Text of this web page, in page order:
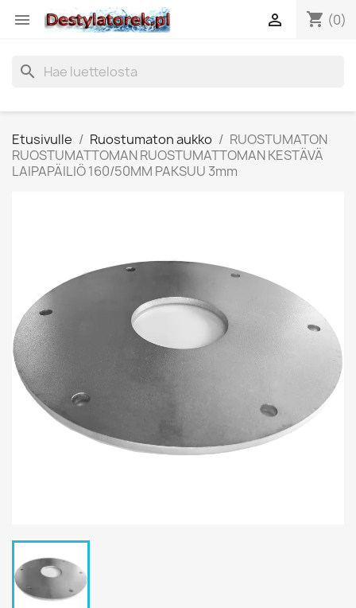
 shopping_cart (0)

search
Etusivulle Ruostumaton aukko
RUOSTUMATON
RUOSTUMATTOMAN RUOSTUMATTOMAN KESTÄVÄ
LAIPAPÄILIÖ 160/50MM PAKSUU 3mm